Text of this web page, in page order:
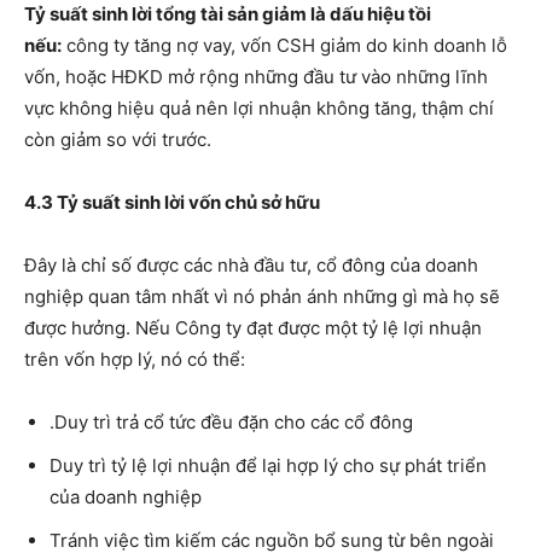
Tỷ suất sinh lời tổng tài sản giảm là dấu hiệu tồi
nếu: công ty tăng nợ vay, vốn CSH giảm do kinh doanh lỗ
vốn, hoặc HĐKD mở rộng những đầu tư vào những lĩnh
vực không hiệu quả nên lợi nhuận không tăng, thậm chí
còn giảm so với trước.
4.3 Tỷ suất sinh lời vốn chủ sở hữu
Đây là chỉ số được các nhà đầu tư, cổ đông của doanh
nghiệp quan tâm nhất vì nó phản ánh những gì mà họ sẽ
được hưởng. Nếu Công ty đạt được một tỷ lệ lợi nhuận
trên vốn hợp lý, nó có thể:
.Duy trì trả cổ tức đều đặn cho các cổ đông
Duy trì tỷ lệ lợi nhuận để lại hợp lý cho sự phát triển
của doanh nghiệp
Tránh việc tìm kiếm các nguồn bổ sung từ bên ngoài